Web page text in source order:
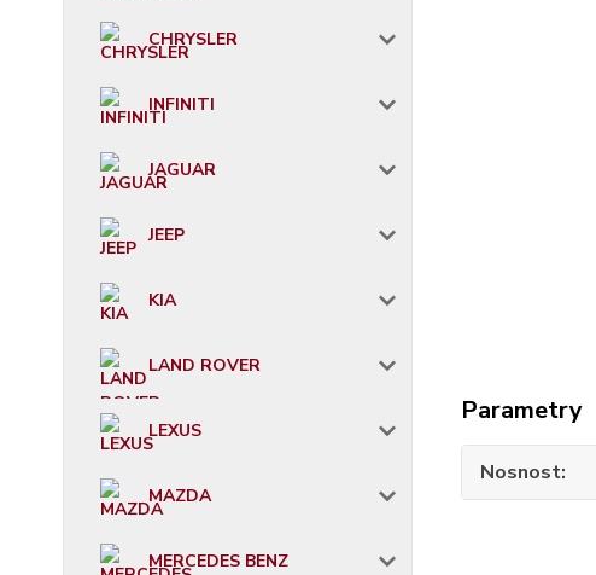
CHRYSLER
INFINITI
JAGUAR
JEEP
KIA
LAND ROVER
LEXUS
MAZDA
MERCEDES BENZ
Parametry
Nosnost